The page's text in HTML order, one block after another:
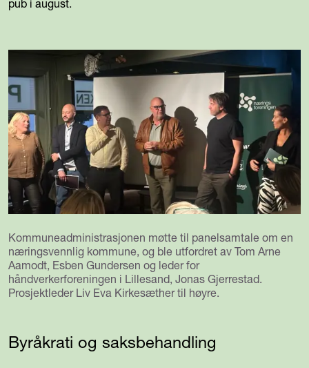
pub i august.
Kommuneadministrasjonen møtte til panelsamtale om en
næringsvennlig kommune, og ble utfordret av Tom Arne
Aamodt, Esben Gundersen og leder for
håndverkerforeningen i Lillesand, Jonas Gjerrestad.
Prosjektleder Liv Eva Kirkesæther til høyre.
Byråkrati og saksbehandling